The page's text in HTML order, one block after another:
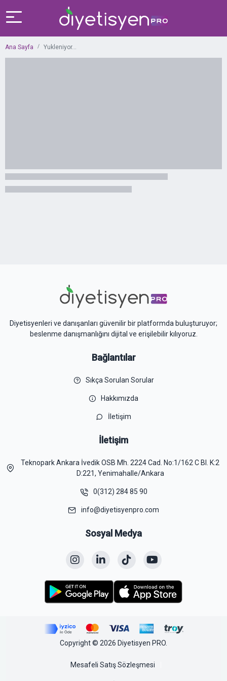
Ana Sayfa Yukleniyor...
Diyetisyenleri ve danışanları güvenilir bir platformda buluşturuyor;
beslenme danışmanlığını dijital ve erişilebilir kılıyoruz.
Bağlantılar
Sıkça Sorulan Sorular
Hakkımızda
İletişim
İletişim
Teknopark Ankara İvedik OSB Mh. 2224 Cad. No:1/162 C Bl. K:2
D:221, Yenimahalle/Ankara
0(312) 284 85 90
info@diyetisyenpro.com
Sosyal Medya
Copyright © 2026 Diyetisyen PRO.
Mesafeli Satış Sözleşmesi